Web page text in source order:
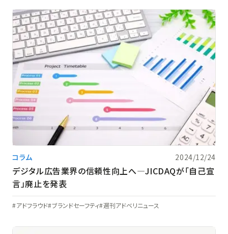
コラム 2024/12/24
デジタル広告業界の信頼性向上へ―JICDAQが「自己宣
言」廃止を発表
アドフラウド ブランドセーフティ 週刊アドベリニュース